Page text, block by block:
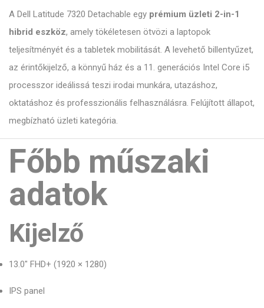
A Dell Latitude 7320 Detachable egy prémium üzleti 2-in-1
hibrid eszköz, amely tökéletesen ötvözi a laptopok
teljesítményét és a tabletek mobilitását. A levehető billentyűzet,
az érintőkijelző, a könnyű ház és a 11. generációs Intel Core i5
processzor ideálissá teszi irodai munkára, utazáshoz,
oktatáshoz és professzionális felhasználásra. Felújított állapot,
megbízható üzleti kategória.
Főbb műszaki
adatok
Kijelző
13.0" FHD+ (1920 × 1280)
IPS panel